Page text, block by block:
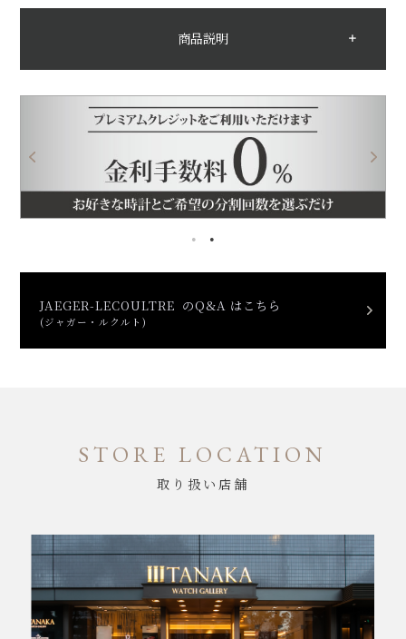
商品説明
JAEGER-LECOULTRE のQ&A はこちら
(ジャガー・ルクルト)
STORE LOCATION
取り扱い店舗